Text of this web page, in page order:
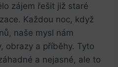
zájem řešit již staré
Každou noc, když
naše mysl nám
obrazy a příběhy. Tyto
a nejasné, ale to